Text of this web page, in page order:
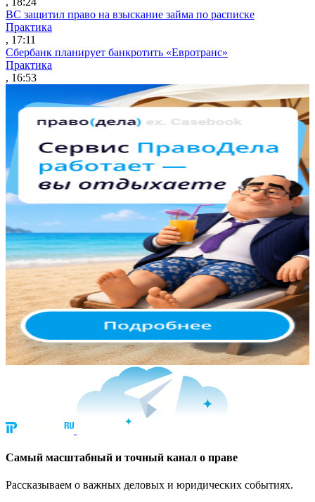
ВС защитил право на взыскание займа по расписке
Практика
, 17:11
Сбербанк планирует банкротить «Евротранс»
Практика
, 16:53
Cамый масштабный и точный канал о праве
Рассказываем о важных деловых и юридических событиях.